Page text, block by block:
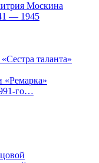
Москина
— 1945
таланта»
«Ремарка»
го…